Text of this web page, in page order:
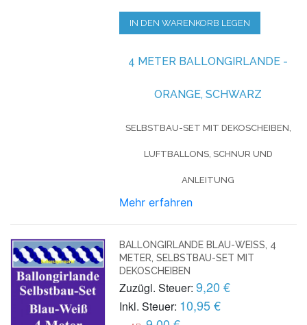
IN DEN WARENKORB LEGEN
4 METER BALLONGIRLANDE -
ORANGE, SCHWARZ
SELBSTBAU-SET MIT DEKOSCHEIBEN,
LUFTBALLONS, SCHNUR UND
ANLEITUNG
Mehr erfahren
BALLONGIRLANDE BLAU-WEISS, 4 M
ETER, SELBSTBAU-SET MIT D
EKOSCHEIBEN
Zuzügl. Steuer: 9,20 €
Inkl. Steuer: 10,95 €